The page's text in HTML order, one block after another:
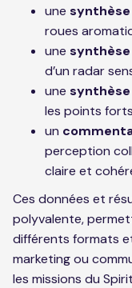
une
roues
une
d’un radar
une
les points
un
perception
claire et
Ces données et
polyvalente,
différents formats
marketing ou
les missions du